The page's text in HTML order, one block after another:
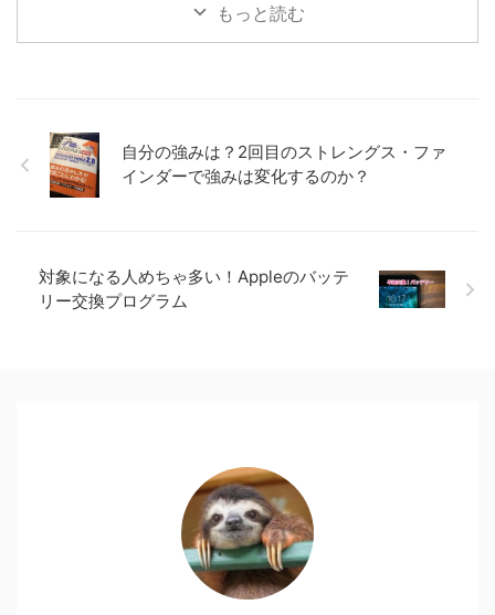
起きているようです。一旦対応策
が効いているので共有です。 目
の通知機能が悪さしている可能
性。現時点ではこのくらいしかわ
かっていません。 今すぐできる
てどれをOFF ...
もっと読む
自分の強みは？2回目のストレングス・ファ
インダーで強みは変化するのか？
対象になる人めちゃ多い！Appleのバッテ
リー交換プログラム